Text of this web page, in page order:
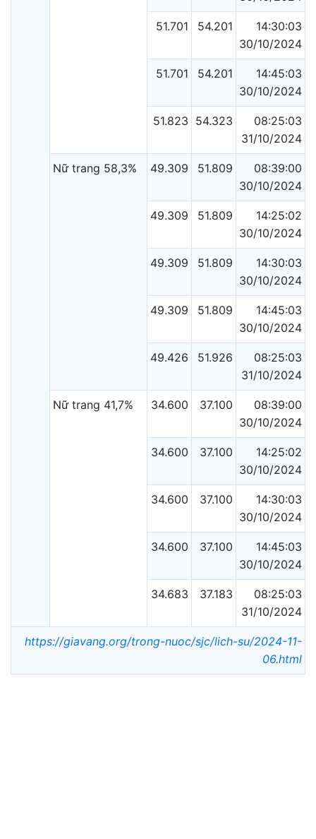
51.701 54.201
14:30:03
30/10/2024
51.701 54.201
14:45:03
30/10/2024
51.823 54.323
08:25:03
31/10/2024
Nữ trang 58,3% 49.309 51.809
08:39:00
30/10/2024
49.309 51.809
14:25:02
30/10/2024
49.309 51.809
14:30:03
30/10/2024
49.309 51.809
14:45:03
30/10/2024
49.426 51.926
08:25:03
31/10/2024
Nữ trang 41,7% 34.600 37.100
08:39:00
30/10/2024
34.600 37.100
14:25:02
30/10/2024
34.600 37.100
14:30:03
30/10/2024
34.600 37.100
14:45:03
30/10/2024
34.683 37.183
08:25:03
31/10/2024
https://giavang.org/trong-nuoc/sjc/lich-su/2024-11-
06.html